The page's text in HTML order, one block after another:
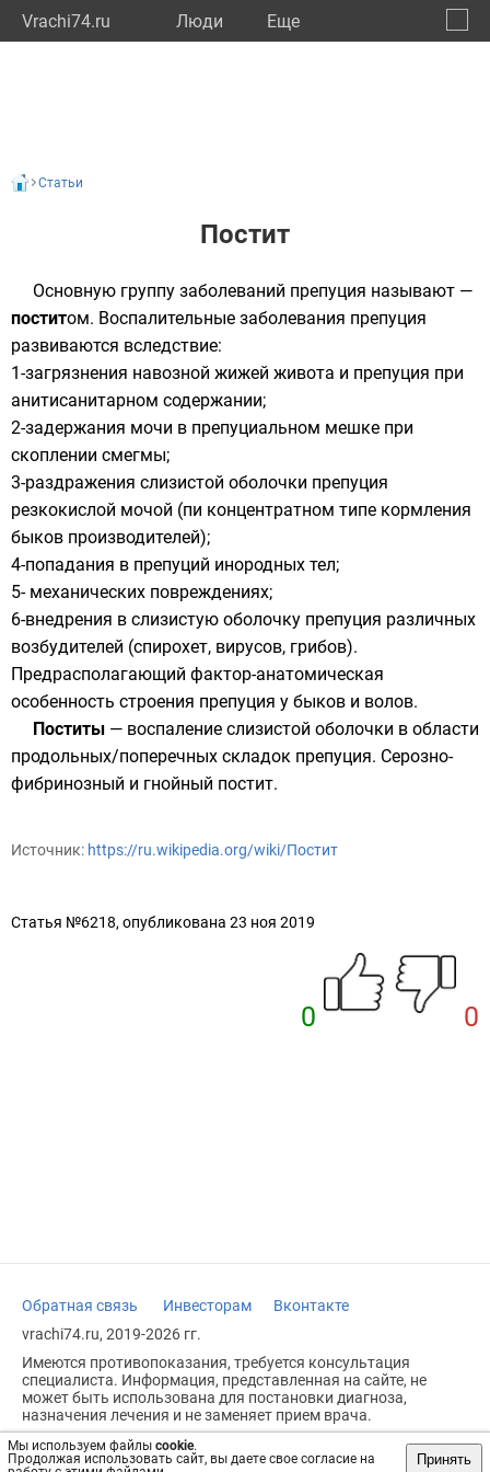
Vrachi74.ru Люди Eще
Мы используем файлы cookie.
Продолжая использовать сайт, вы даете свое согласие на
Принять
Статьи
Постит
Основную группу заболеваний препуция называют —
поститом. Воспалительные заболевания препуция
развиваются вследствие:
1-загрязнения навозной жижей живота и препуция при
анитисанитарном содержании;
2-задержания мочи в препуциальном мешке при
скоплении смегмы;
3-раздражения слизистой оболочки препуция
резкокислой мочой (пи концентратном типе кормления
быков производителей);
4-попадания в препуций инородных тел;
5- механических повреждениях;
6-внедрения в слизистую оболочку препуция различных
возбудителей (спирохет, вирусов, грибов).
Предрасполагающий фактор-анатомическая
особенность строения препуция у быков и волов.
Поститы — воспаление слизистой оболочки в области
продольных/поперечных складок препуция. Серозно-
фибринозный и гнойный постит.
Источник: https://ru.wikipedia.org/wiki/Постит
Статья №6218, опубликована 23 ноя 2019
0 0
Обратная связь Инвесторам
Вконтакте
vrachi74.ru, 2019-2026 гг.
Имеются противопоказания, требуется консультация
специалиста. Информация, представленная на сайте, не
может быть использована для постановки диагноза,
назначения лечения и не заменяет прием врача.
Возрастное ограничение: 18+